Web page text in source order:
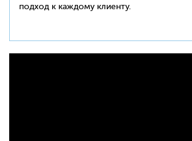
подход к каждому клиенту.